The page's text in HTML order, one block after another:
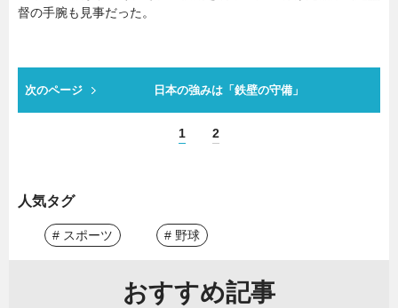
督の手腕も見事だった。
次のページ 日本の強みは「鉄壁の守備」
1 2
人気タグ
# スポーツ # 野球
おすすめ記事